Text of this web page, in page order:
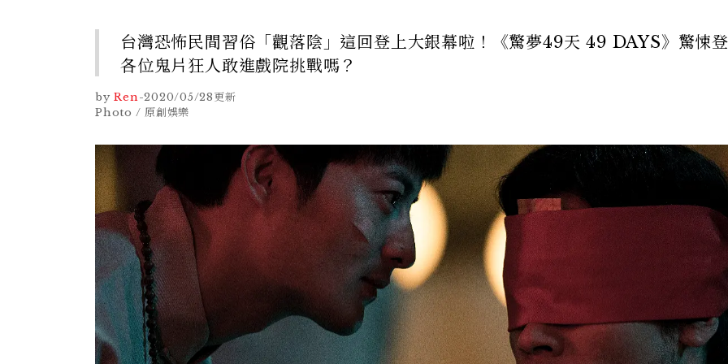
台灣恐怖民間習俗「觀落陰」這回登上大銀幕啦！《驚夢49天 49 DAYS》驚悚
各位鬼片狂人敢進戲院挑戰嗎？
by Ren-2020/05/28更新
Photo / 原創娛樂